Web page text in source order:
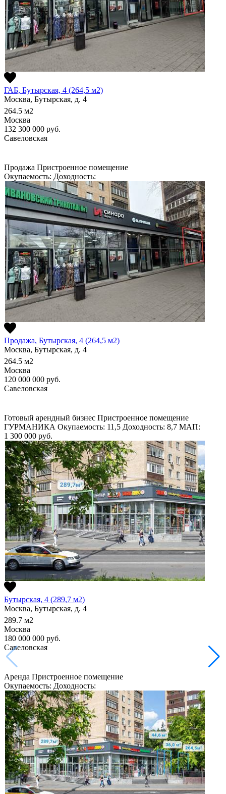
ГАБ, Бутырская, 4 (264,5 м2)
Москва, Бутырская, д. 4
264.5 м2
Москва
132 300 000 руб.
Савеловская
Продажа Пристроенное помещение
Окупаемость: Доходность:
Продажа, Бутырская, 4 (264,5 м2)
Москва, Бутырская, д. 4
264.5 м2
Москва
120 000 000 руб.
Савеловская
Готовый арендный бизнес Пристроенное помещение
ГУРМАНИКА Окупаемость: 11,5 Доходность: 8,7 МАП:
1 300 000 руб.
Бутырская, 4 (289,7 м2)
Москва, Бутырская, д. 4
289.7 м2
Москва
180 000 000 руб.
Савеловская
Аренда Пристроенное помещение
Окупаемость: Доходность: